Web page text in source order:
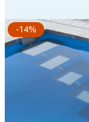
-14%